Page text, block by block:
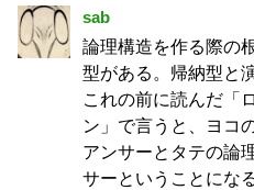
sab
論理構造を作る際の
型がある。帰納型と
これの前に読んだ「
ン」で言うと、ヨコ
アンサーとタテの論
サーということにな